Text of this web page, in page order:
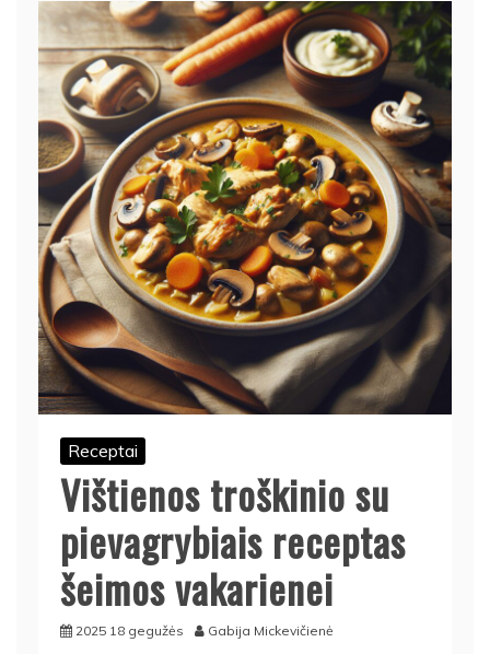
Receptai
Vištienos troškinio su
pievagrybiais receptas
šeimos vakarienei
2025 18 gegužės Gabija Mickevičienė